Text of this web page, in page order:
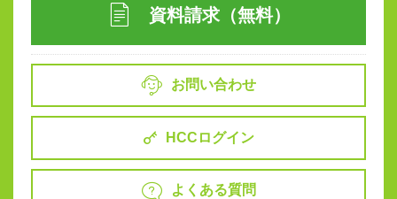
資料請求（無料）
お問い合わせ
HCCログイン
よくある質問